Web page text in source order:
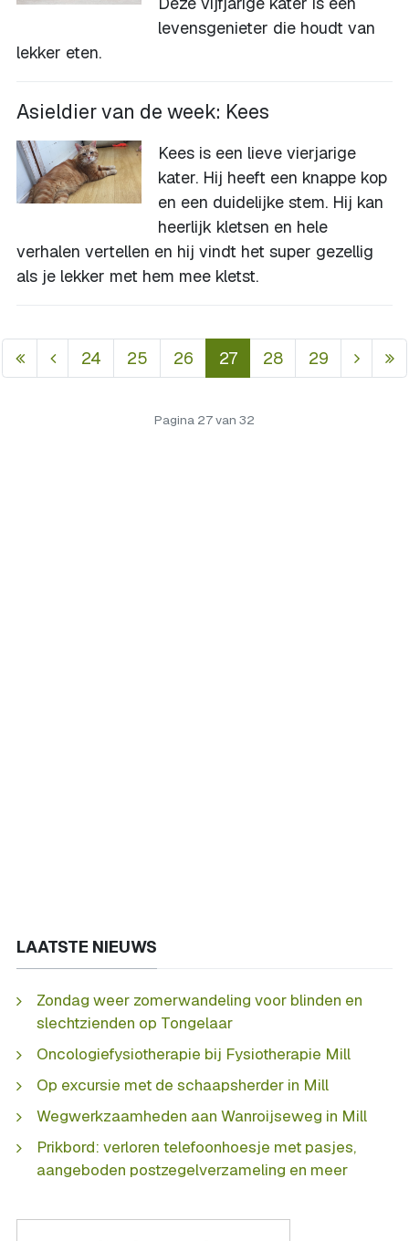
levensgenieter die houdt van
lekker eten.
Asieldier van de week: Kees
Kees is een lieve vierjarige
kater. Hij heeft een knappe kop
en een duidelijke stem. Hij kan
heerlijk kletsen en hele
verhalen vertellen en hij vindt het super gezellig
als je lekker met hem mee kletst.
24 25 26 27 28 29
Pagina 27 van 32
LAATSTE NIEUWS
Zondag weer zomerwandeling voor blinden en
slechtzienden op Tongelaar
Oncologiefysiotherapie bij Fysiotherapie Mill
Op excursie met de schaapsherder in Mill
Wegwerkzaamheden aan Wanroijseweg in Mill
Prikbord: verloren telefoonhoesje met pasjes,
aangeboden postzegelverzameling en meer